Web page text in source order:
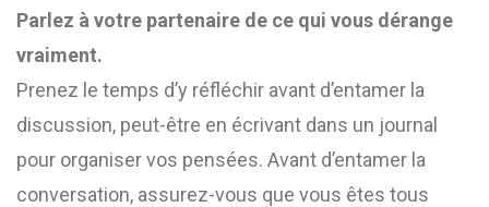
Parlez à votre partenaire de ce qui vous dérange
vraiment.
Prenez le temps d’y réfléchir avant d’entamer la
discussion, peut-être en écrivant dans un journal
pour organiser vos pensées. Avant d’entamer la
conversation, assurez-vous que vous êtes tous